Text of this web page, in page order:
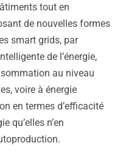
tout en
de nouvelles formes
smart grids, par
de l’énergie,
au niveau
voire à énergie
en termes d’efficacité
qu’elles n’en